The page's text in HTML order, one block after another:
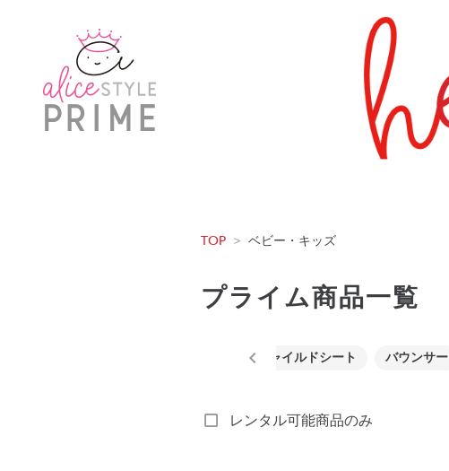
TOP > ベビー・キッズ
プライム商品一覧
チャイルドシート バウンサー
レンタル可能商品のみ